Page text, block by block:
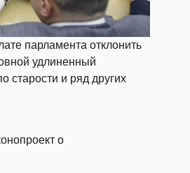
парламента отклонить
удлиненный
старости и ряд других
о